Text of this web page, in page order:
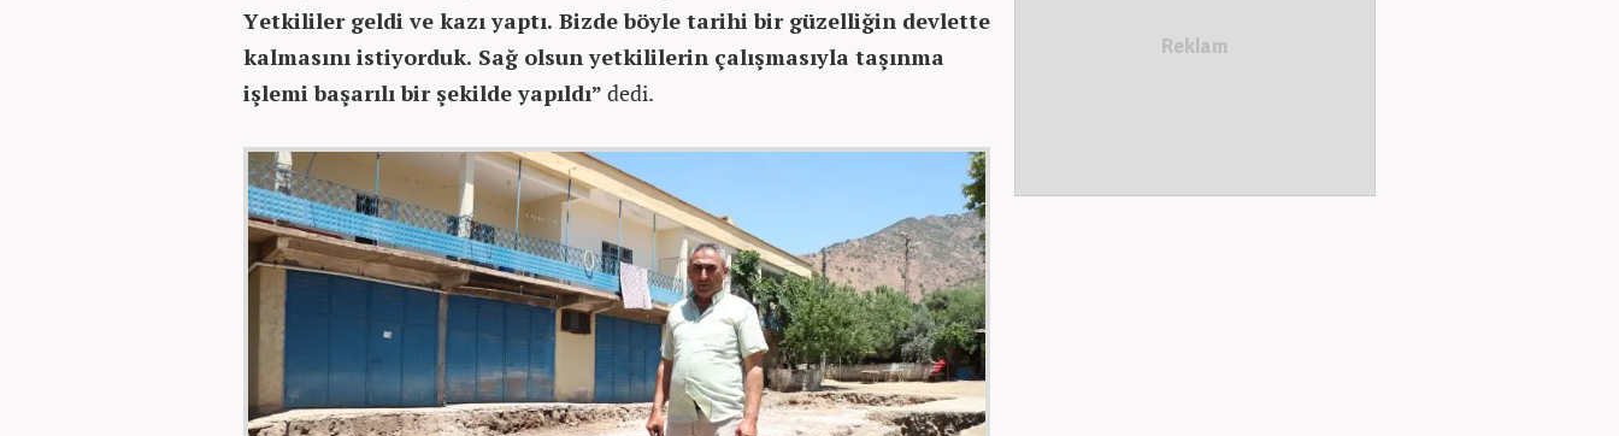
Yetkililer geldi ve kazı yaptı. Bizde böyle tarihi bir güzelliğin devlette
kalmasını istiyorduk. Sağ olsun yetkililerin çalışmasıyla taşınma
işlemi başarılı bir şekilde yapıldı” dedi.